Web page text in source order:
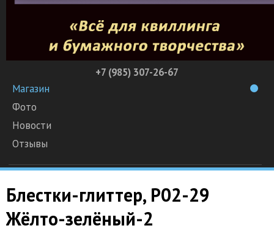
+7 (985) 307-26-67
Магазин
Фото
Новости
Отзывы
Блестки-глиттер, Р02-29
Жёлто-зелёный-2